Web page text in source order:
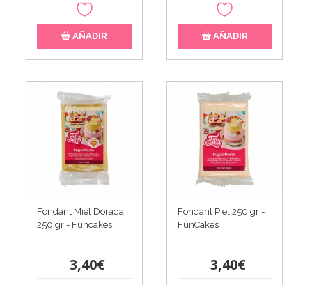
AÑADIR AÑADIR
Fondant Miel Dorada
250 gr - Funcakes
3,40€
Fondant Piel 250 gr -
FunCakes
3,40€